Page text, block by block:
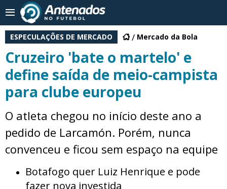
ESPECULAÇÕES DE MERCADO Mercado da Bola
Cruzeiro 'bate o martelo' e
define saída de meio-campista
para clube europeu
O atleta chegou no início deste ano a
pedido de Larcamón. Porém, nunca
convenceu e ficou sem espaço na equipe
Botafogo quer Luiz Henrique e pode
fazer nova investida